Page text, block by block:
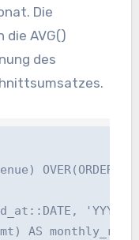
Die
die AVG()
des
OVER(ORDER
'YYYY-
AS